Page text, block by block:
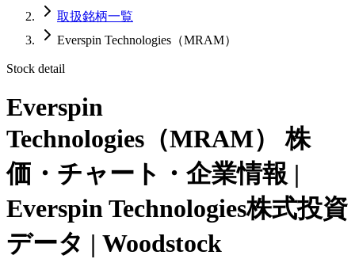
取扱銘柄一覧
Everspin Technologies（MRAM）
Stock detail
Everspin
Technologies（MRAM）
株
価・チャート・企業情報 |
Everspin Technologies株式投資
データ | Woodstock